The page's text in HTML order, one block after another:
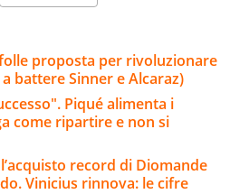
proposta per rivoluzionare
battere Sinner e Alcaraz)
Piqué alimenta i
come ripartire e non si
record di Diomande
Vinicius rinnova: le cifre